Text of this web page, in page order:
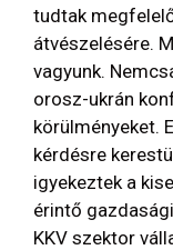
tudtak
átvészelésére.
vagyunk.
orosz-ukrán
körülményeket.
kérdésre
igyekeztek a
érintő
KKV szektor